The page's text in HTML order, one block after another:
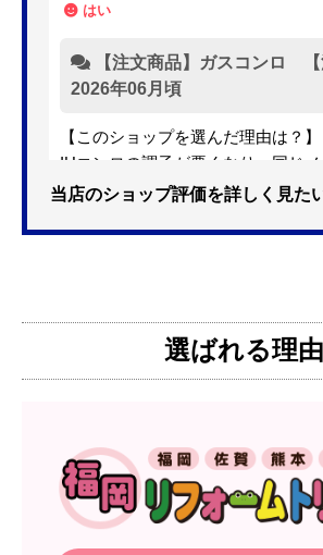
はい
【注文商品】ガスコンロ 【
2026年06月頃
【このショップを選んだ理由は？】
IHコンロの調子が悪くなり、同じ
を探していました。ただ、3口から2
は需要が少なく製品によっては割
ろ、希望した製品が量販店よりか
あったので購入いたしました。
【その他感想・コメント】
製品価格もですが、設置や保証な
るので、今後も頼りになるショッ
当店のショップ評価を詳しく見た
選ばれる理由